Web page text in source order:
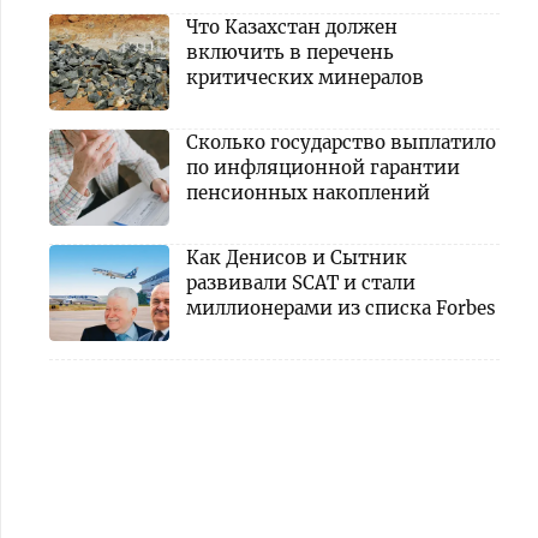
Что Казахстан должен
включить в перечень
критических минералов
Сколько государство выплатило
по инфляционной гарантии
пенсионных накоплений
Как Денисов и Сытник
развивали SCAT и стали
миллионерами из списка Forbes